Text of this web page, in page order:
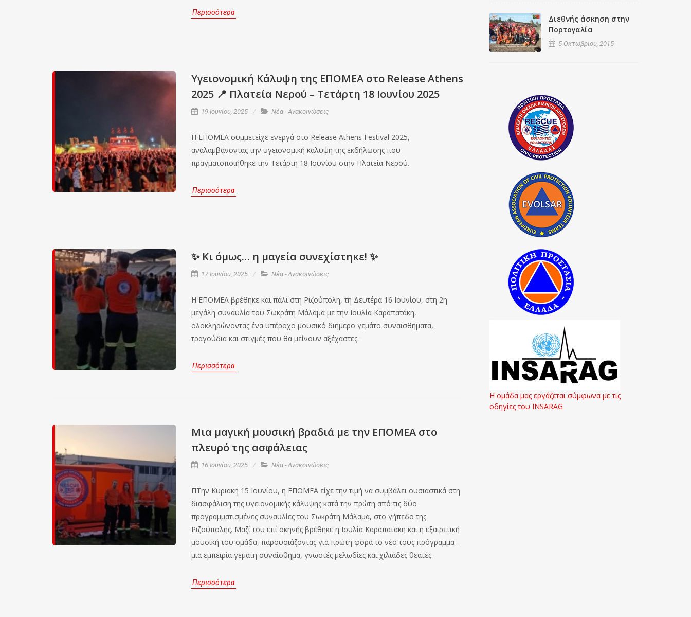
Περισσότερα
Υγειονομική Κάλυψη της ΕΠΟΜΕΑ στο Release Athens
2025 📍 Πλατεία Νερού – Τετάρτη 18 Ιουνίου 2025
19 Ιουνίου, 2025 Νέα - Ανακοινώσεις
Η ΕΠΟΜΕΑ συμμετείχε ενεργά στο Release Athens Festival 2025,
αναλαμβάνοντας την υγειονομική κάλυψη της εκδήλωσης που
πραγματοποιήθηκε την Τετάρτη 18 Ιουνίου στην Πλατεία Νερού.
Περισσότερα
✨ Κι όμως… η μαγεία συνεχίστηκε! ✨
17 Ιουνίου, 2025 Νέα - Ανακοινώσεις
Η ΕΠΟΜΕΑ βρέθηκε και πάλι στη Ριζούπολη, τη Δευτέρα 16 Ιουνίου, στη 2η
μεγάλη συναυλία του Σωκράτη Μάλαμα με την Ιουλία Καραπατάκη,
ολοκληρώνοντας ένα υπέροχο μουσικό διήμερο γεμάτο συναισθήματα,
τραγούδια και στιγμές που θα μείνουν αξέχαστες.
Περισσότερα
Μια μαγική μουσική βραδιά με την ΕΠΟΜΕΑ στο
πλευρό της ασφάλειας
16 Ιουνίου, 2025 Νέα - Ανακοινώσεις
ΠΤην Κυριακή 15 Ιουνίου, η ΕΠΟΜΕΑ είχε την τιμή να συμβάλει ουσιαστικά στη
διασφάλιση της υγειονομικής κάλυψης κατά την πρώτη από τις δύο
προγραμματισμένες συναυλίες του Σωκράτη Μάλαμα, στο γήπεδο της
Ριζούπολης. Μαζί του επί σκηνής βρέθηκε η Ιουλία Καραπατάκη και η εξαιρετική
μουσική του ομάδα, παρουσιάζοντας για πρώτη φορά το νέο τους πρόγραμμα –
μια εμπειρία γεμάτη συναίσθημα, γνωστές μελωδίες και χιλιάδες θεατές.
Περισσότερα
Διεθνής άσκηση στην
Πορτογαλία
5 Οκτωβρίου, 2015
Η ομάδα μας εργάζεται σύμφωνα με τις
οδηγίες του INSARAG